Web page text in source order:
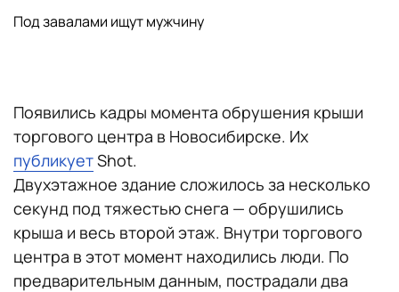
Под завалами ищут мужчину
Появились кадры момента обрушения крыши
торгового центра в Новосибирске. Их
публикуетShot.
Двухэтажное здание сложилось за несколько
секунд под тяжестью снега — обрушились
крыша и весь второй этаж. Внутри торгового
центра в этот момент находились люди. По
предварительным данным, пострадали два